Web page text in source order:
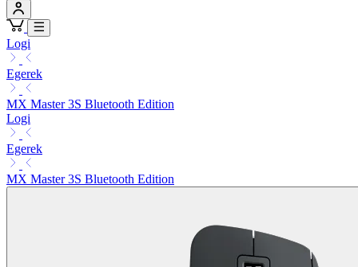
Logi
Egerek
MX Master 3S Bluetooth Edition
Logi
Egerek
MX Master 3S Bluetooth Edition